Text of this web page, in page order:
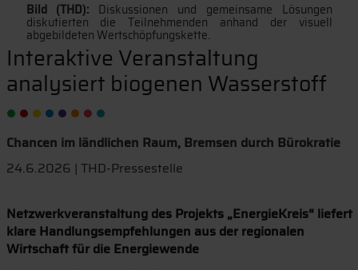
Bild (THD): Diskussionen und gemeinsame Lösungen
diskutierten die Teilnehmenden anhand der visuell
abgebildeten Wertschöpfungskette.
Interaktive Veranstaltung
analysiert biogenen Wasserstoff
Chancen im ländlichen Raum, Bremsen durch Bürokratie
24.6.2026 | THD-Pressestelle
Netzwerkveranstaltung des Projekts „EnergieKreis“ liefert
klare Handlungsempfehlungen aus der regionalen
Wirtschaft für die Energiewende